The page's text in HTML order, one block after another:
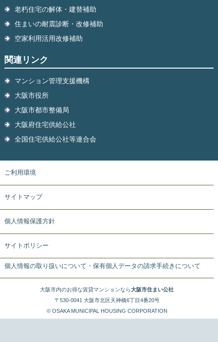
老朽住宅の解体・建替補助
住まいの耐震診断・改修補助
空家利用活用改修補助
関連リンク
マンション管理支援機構
大阪市役所
大阪市都市整備局
大阪府住宅供給公社
全国住宅供給公社等連合会
ご利用環境
サイトマップ
個人情報保護方針
サイトポリシー
個人情報の取り扱いについて・保有個人データの請求手続きについて
大阪市内のお得な賃貸マンションなら大阪市住まい公社
〒530-0041 大阪市北区天神橋6丁目4番20号
© OSAKA MUNICIPAL HOUSING CORPORATION